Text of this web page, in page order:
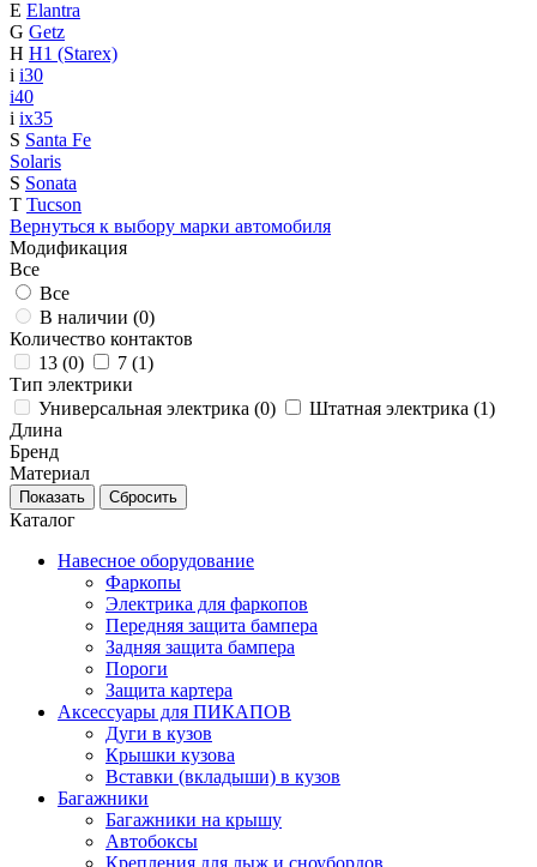
E Elantra
G Getz
H H1 (Starex)
i i30
i40
i ix35
S Santa Fe
Solaris
S Sonata
T Tucson
Вернуться к выбору марки автомобиля
Модификация
Все
Все
В наличии (0)
Количество контактов
13 (0) 7 (1)
Тип электрики
Универсальная электрика (0) Штатная электрика (1)
Длина
Бренд
Материал
Каталог
Навесное оборудование
Фаркопы
Электрика для фаркопов
Передняя защита бампера
Задняя защита бампера
Пороги
Защита картера
Аксессуары для ПИКАПОВ
Дуги в кузов
Крышки кузова
Вставки (вкладыши) в кузов
Багажники
Багажники на крышу
Автобоксы
Крепления для лыж и сноубордов